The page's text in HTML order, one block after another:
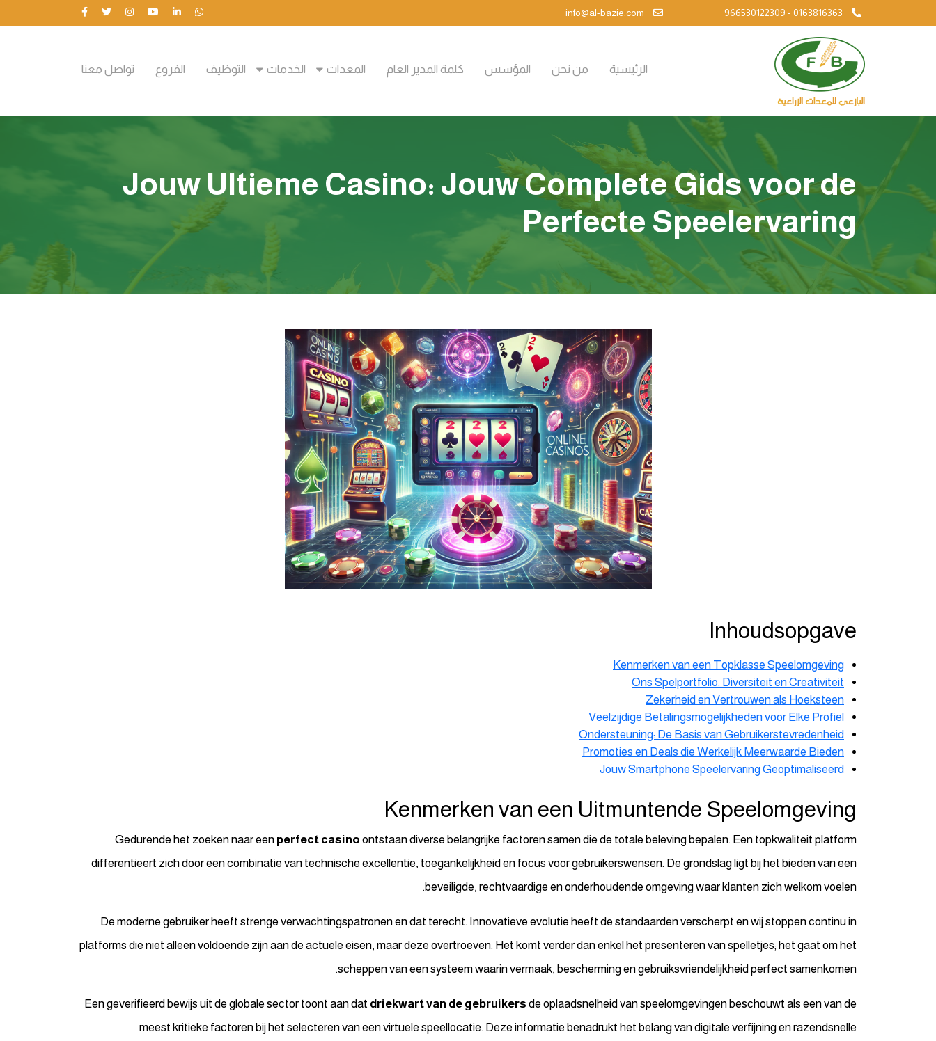
966530122309 - 0163816363
الرئيسية من نحن المؤسس كلمة المدير العام المعدات الخدمات التوظيف الفروع تواصل معنا
Jouw Ultieme Casino: Jouw Complete Gids voor de
Perfecte Speelervaring
Inhoudsopgave
Kenmerken van een Topklasse Speelomgeving
Ons Spelportfolio: Diversiteit en Creativiteit
Zekerheid en Vertrouwen als Hoeksteen
Veelzijdige Betalingsmogelijkheden voor Elke Profiel
Ondersteuning: De Basis van Gebruikerstevredenheid
Promoties en Deals die Werkelijk Meerwaarde Bieden
Jouw Smartphone Speelervaring Geoptimaliseerd
Kenmerken van een Uitmuntende Speelomgeving
Gedurende het zoeken naar een perfect casino ontstaan diverse belangrijke factoren samen die de totale beleving bepalen. Een topkwaliteit platform
differentieert zich door een combinatie van technische excellentie, toegankelijkheid en focus voor gebruikerswensen. De grondslag ligt bij het bieden van een
beveiligde, rechtvaardige en onderhoudende omgeving waar klanten zich welkom voelen.
De moderne gebruiker heeft strenge verwachtingspatronen en dat terecht. Innovatieve evolutie heeft de standaarden verscherpt en wij stoppen continu in
platforms die niet alleen voldoende zijn aan de actuele eisen, maar deze overtroeven. Het komt verder dan enkel het presenteren van spelletjes; het gaat om het
scheppen van een systeem waarin vermaak, bescherming en gebruiksvriendelijkheid perfect samenkomen.
Een geverifieerd bewijs uit de globale sector toont aan dat driekwart van de gebruikers de oplaadsnelheid van speelomgevingen beschouwt als een van de
meest kritieke factoren bij het selecteren van een virtuele speellocatie. Deze informatie benadrukt het belang van digitale verfijning en razendsnelle